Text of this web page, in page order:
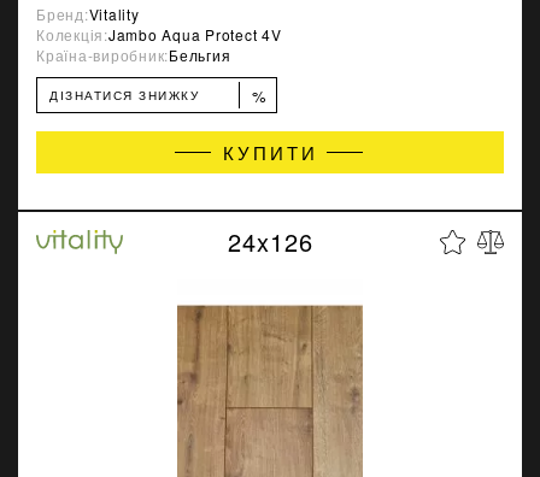
Бренд:Vitality
Колекція:Jambo Aqua Protect 4V
Країна-виробник:Бельгия
ДІЗНАТИСЯ ЗНИЖКУ %
КУПИТИ
24x126